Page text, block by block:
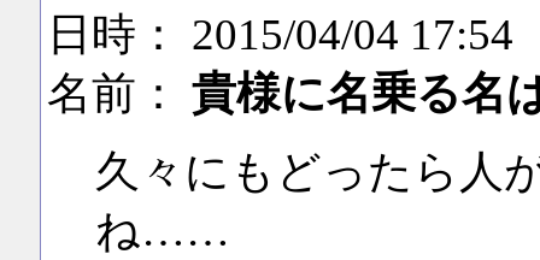
日時： 2015/04/04 17:54
名前： 貴様に名乗る名
久々にもどったら人
ね……